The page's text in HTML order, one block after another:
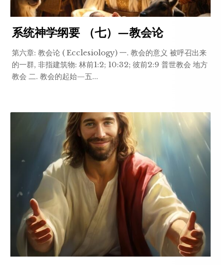
系统神学纲要 （七）—教会论
第六章: 教会论 ( Ecclesiology) 一. 教会的意义 被呼召出来
的一群, 非指建筑物: 林前1:2; 10:32; 彼前2:9 普世教会 地方
教会 二. 教会的起始—五...